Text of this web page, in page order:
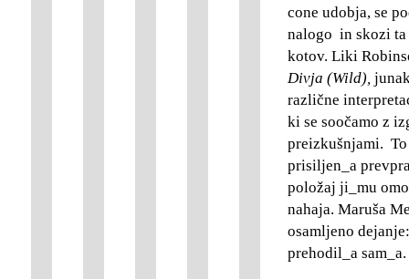
cone udobja, se
nalogo in skozi ta
kotov. Liki
Divja (Wild),
različne
ki se soočamo z
preizkušnjami.
prisiljen_a
položaj ji_mu
nahaja. Maruša
osamljeno
prehodil_a sam_a.